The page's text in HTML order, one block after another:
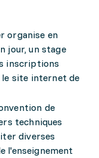
organise en
jour, un stage
inscriptions
site internet de
de
techniques
diverses
l'enseignement